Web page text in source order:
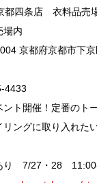
都四条店 衣料品売
場内
京都府京都市下
4433
ント開催！定番のト
リングに取り入れた
り 7/27・28